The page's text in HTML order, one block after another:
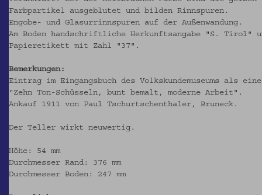
Farbpartikel ausgeblutet und bilden Rinnspuren.
Engobe- und Glasurrinnspuren auf der Außenwandung.
Am Boden handschriftliche Herkunftsangabe "S. Tirol"
Papieretikett mit Zahl "37".
Bemerkungen:
Eintrag im Eingangsbuch des Volkskundemuseums als
"Zehn Ton-Schüsseln, bunt bemalt, moderne Arbeit".
Ankauf 1911 von Paul Tschurtschenthaler, Bruneck.
Der Teller wirkt neuwertig.
Höhe: 54 mm
Durchmesser Rand: 376 mm
Durchmesser Boden: 247 mm